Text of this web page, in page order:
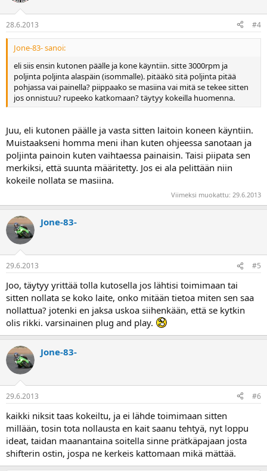
28.6.2013 #4
Jone-83- sanoi:
eli siis ensin kutonen päälle ja kone käyntiin. sitte 3000rpm ja
poljinta poljinta alaspäin (isommalle). pitääkö sitä poljinta pitää
pohjassa vai painella? piippaako se masiina vai mitä se tekee sitten
jos onnistuu? rupeeko katkomaan? täytyy kokeilla huomenna.
Juu, eli kutonen päälle ja vasta sitten laitoin koneen käyntiin.
Muistaakseni homma meni ihan kuten ohjeessa sanotaan ja
poljinta painoin kuten vaihtaessa painaisin. Taisi piipata sen
merkiksi, että suunta määritetty. Jos ei ala pelittään niin
kokeile nollata se masiina.
Viimeksi muokattu: 29.6.2013
Jone-83-
29.6.2013 #5
Joo, täytyy yrittää tolla kutosella jos lähtisi toimimaan tai
sitten nollata se koko laite, onko mitään tietoa miten sen saa
nollattua? jotenki en jaksa uskoa siihenkään, että se kytkin
olis rikki. varsinainen plug and play.
Jone-83-
29.6.2013 #6
kaikki niksit taas kokeiltu, ja ei lähde toimimaan sitten
millään, tosin tota nollausta en kait saanu tehtyä, nyt loppu
ideat, taidan maanantaina soitella sinne prätkäpajaan josta
shifterin ostin, jospa ne kerkeis kattomaan mikä mättää.